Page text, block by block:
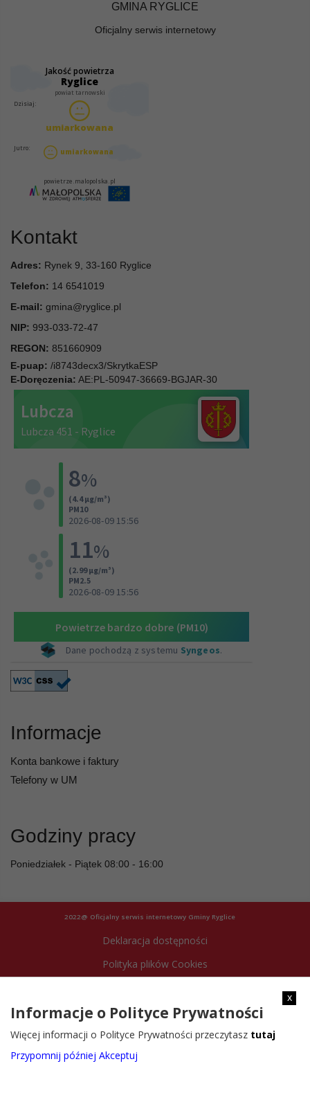
GMINA RYGLICE
Oficjalny serwis internetowy
Kontakt
Adres: Rynek 9, 33-160 Ryglice
Telefon: 14 6541019
E-mail: gmina@ryglice.pl
NIP: 993-033-72-47
REGON: 851660909
E-puap: /i8743decx3/SkrytkaESP
E-Doręczenia: AE:PL-50947-36669-BGJAR-30
Informacje
Konta bankowe i faktury
Telefony w UM
Godziny pracy
Poniedziałek - Piątek 08:00 - 16:00
2022@ Oficjalny serwis internetowy Gminy Ryglice
Deklaracja dostępności
Polityka plików Cookies
x
Informacje o Polityce Prywatności
Więcej informacji o Polityce Prywatności przeczytasz tutaj
Przypomnij później Akceptuj